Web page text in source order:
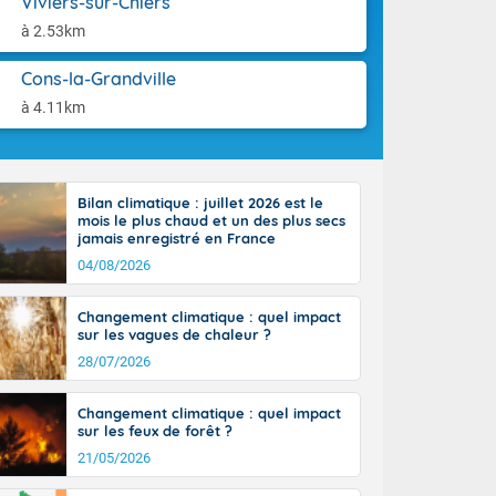
à 2.53km
Cons-la-Grandville
à 4.11km
moins
25 à 30
35 degrés
jusque
la Corse.
Pyrénées,
marge de
de la
En soirée,
sur
22 à 24,
sur le
hors côtes
38 ou 39
Bilan climatique : juillet 2026 est le
mois le plus chaud et un des plus secs
jamais enregistré en France
04/08/2026
Changement climatique : quel impact
sur les vagues de chaleur ?
28/07/2026
Changement climatique : quel impact
sur les feux de forêt ?
21/05/2026